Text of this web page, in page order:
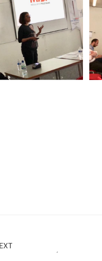
وفد طبي تخصصي ألماني يصل إلي فلسطين